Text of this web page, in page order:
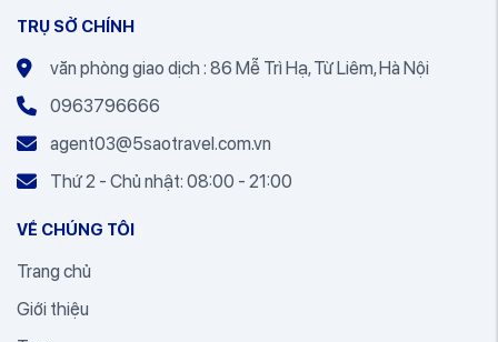
TRỤ SỞ CHÍNH
văn phòng giao dịch : 86 Mễ Trì Hạ, Từ Liêm, Hà Nội
0963796666
agent03@5saotravel.com.vn
Thứ 2 - Chủ nhật: 08:00 - 21:00
VỀ CHÚNG TÔI
Trang chủ
Giới thiệu